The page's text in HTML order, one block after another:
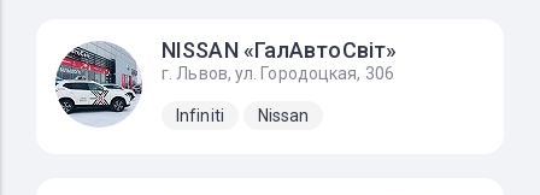
NISSAN «ГалАвтоСвіт»
г. Львов, ул. Городоцкая, 306
Infiniti Nissan